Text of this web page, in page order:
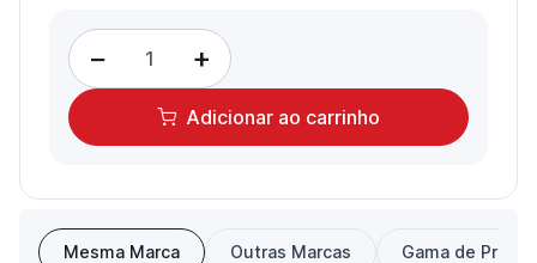
− +
Adicionar ao carrinho
Mesma Marca Outras Marcas Gama de Preço